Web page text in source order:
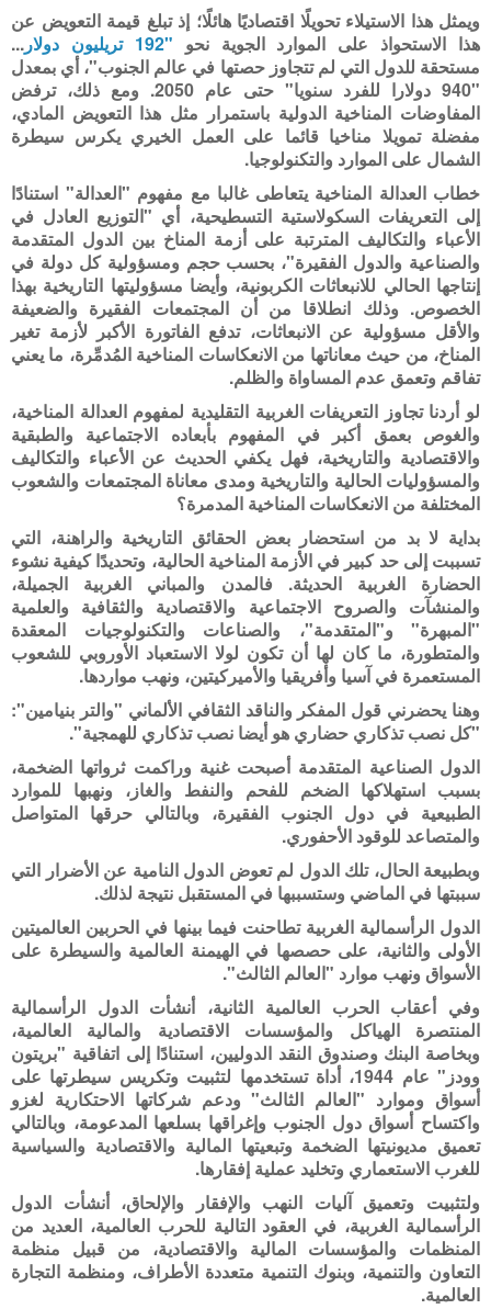
ويمثل هذا الاستيلاء تحويلًا اقتصاديًا هائلًا؛ إذ تبلغ قيمة التعويض عن
هذا الاستحواذ على الموارد الجوية نحو "192 تريليون دولار
...
مستحقة للدول التي لم تتجاوز حصتها في عالم الجنوب"، أي بمعدل
"940 دولارا للفرد سنويا" حتى عام 2050. ومع ذلك، ترفض
المفاوضات المناخية الدولية باستمرار مثل هذا التعويض المادي،
مفضلة تمويلا مناخيا قائما على العمل الخيري يكرس سيطرة
الشمال على الموارد والتكنولوجيا.
خطاب العدالة المناخية يتعاطى غالبا مع مفهوم "العدالة" استنادًا
إلى التعريفات السكولاستية التسطيحية، أي "التوزيع العادل في
الأعباء والتکاليف المترتبة على أزمة المناخ بين الدول المتقدمة
والصناعية والدول الفقيرة"، بحسب حجم ومسؤولية كل دولة في
إنتاجها الحالي للانبعاثات الكربونية، وأيضا مسؤوليتها التاريخية بهذا
الخصوص. وذلك انطلاقا من أن المجتمعات الفقيرة والضعيفة
والأقل مسؤولية عن الانبعاثات، تدفع الفاتورة الأكبر لأزمة تغير
المناخ، من حيث معاناتها من الانعكاسات المناخية المُدمِّرة، ما يعني
تفاقم وتعمق عدم المساواة والظلم.
لو أردنا تجاوز التعريفات الغربية التقليدية لمفهوم العدالة المناخية،
والغوص بعمق أكبر في المفهوم بأبعاده الاجتماعية والطبقية
والاقتصادية والتاريخية، فهل يكفي الحديث عن الأعباء والتکاليف
والمسؤوليات الحالية والتاريخية ومدى معاناة المجتمعات والشعوب
المختلفة من الانعكاسات المناخية المدمرة؟
بداية لا بد من استحضار بعض الحقائق التاريخية والراهنة، التي
تسببت إلى حد كبير في الأزمة المناخية الحالية، وتحديدًا كيفية نشوء
الحضارة الغربية الحديثة. فالمدن والمباني الغربية الجميلة،
والمنشآت والصروح الاجتماعية والاقتصادية والثقافية والعلمية
"المبهرة" و"المتقدمة"، والصناعات والتكنولوجيات المعقدة
والمتطورة، ما كان لها أن تكون لولا الاستعباد الأوروبي للشعوب
المستعمرة في آسيا وأفريقيا والأميركيتين، ونهب مواردها.
وهنا يحضرني قول المفكر والناقد الثقافي الألماني "والتر بنيامين":
"كل نصب تذكاري حضاري هو أيضا نصب تذكاري للهمجية".
الدول الصناعية المتقدمة أصبحت غنية وراكمت ثرواتها الضخمة،
بسبب استهلاكها الضخم للفحم والنفط والغاز، ونهبها للموارد
الطبيعية في دول الجنوب الفقيرة، وبالتالي حرقها المتواصل
والمتصاعد للوقود الأحفوري.
وبطبيعة الحال، تلك الدول لم تعوض الدول النامية عن الأضرار التي
سببتها في الماضي وستسببها في المستقبل نتيجة لذلك.
الدول الرأسمالية الغربية تطاحنت فيما بينها في الحربين العالميتين
الأولى والثانية، على حصصها في الهيمنة العالمية والسيطرة على
الأسواق ونهب موارد "العالم الثالث".
وفي أعقاب الحرب العالمية الثانية، أنشأت الدول الرأسمالية
المنتصرة الهياكل والمؤسسات الاقتصادية والمالية العالمية،
وبخاصة البنك وصندوق النقد الدوليين، استنادًا إلى اتفاقية "بريتون
وودز" عام 1944، أداة تستخدمها لتثبيت وتكريس سيطرتها على
أسواق وموارد "العالم الثالث" ودعم شركاتها الاحتكارية لغزو
واكتساح أسواق دول الجنوب وإغراقها بسلعها المدعومة، وبالتالي
تعميق مديونيتها الضخمة وتبعيتها المالية والاقتصادية والسياسية
للغرب الاستعماري وتخليد عملية إفقارها.
ولتثبيت وتعميق آليات النهب والإفقار والإلحاق، أنشأت الدول
الرأسمالية الغربية، في العقود التالية للحرب العالمية، العديد من
المنظمات والمؤسسات المالية والاقتصادية، من قبيل منظمة
التعاون والتنمية، وبنوك التنمية متعددة الأطراف، ومنظمة التجارة
العالمية.